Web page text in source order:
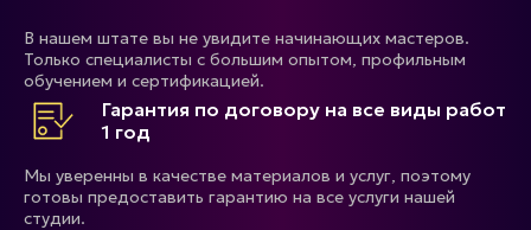
В нашем штате вы не увидите начинающих мастеров.
Только специалисты с большим опытом, профильным
обучением и сертификацией.
Гарантия по договору на все виды работ
1 год
Мы уверенны в качестве материалов и услуг, поэтому
готовы предоставить гарантию на все услуги нашей
студии.